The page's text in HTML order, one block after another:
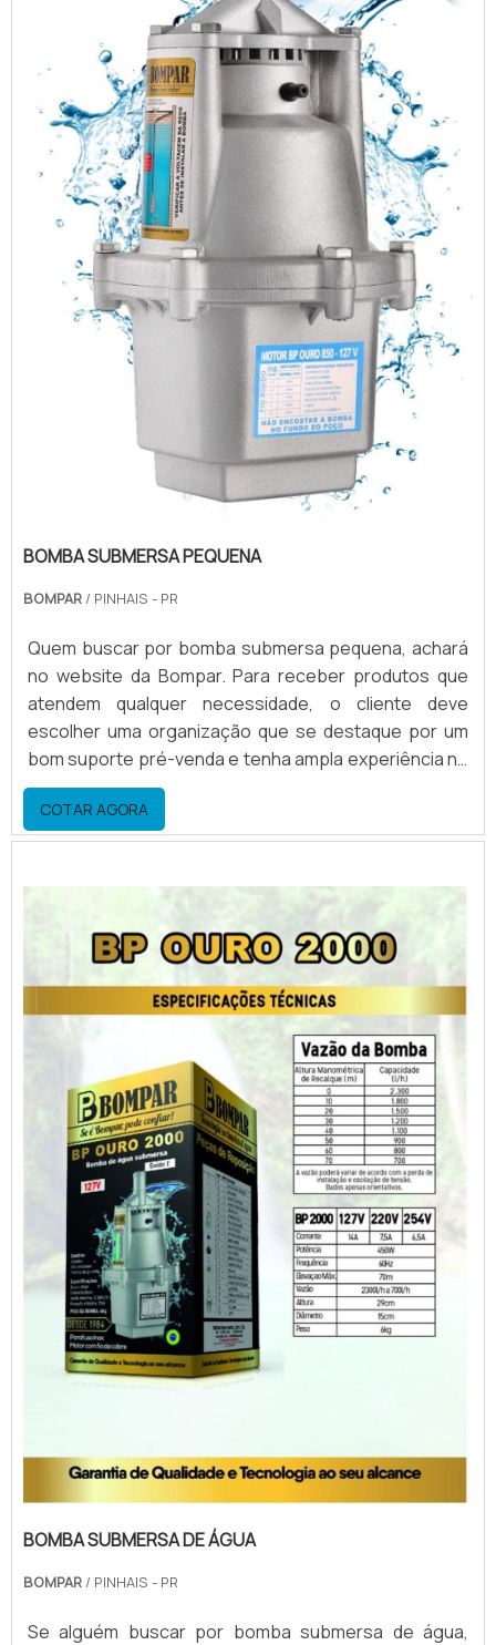
BOMBA SUBMERSA PEQUENA
BOMPAR / PINHAIS - PR
Quem buscar por bomba submersa pequena, achará
no website da Bompar. Para receber produtos que
atendem qualquer necessidade, o cliente deve
escolher uma organização que se destaque por um
bom suporte pré-venda e tenha ampla experiência no
ramo.Quando o quesito é bomba submersa pequena,
com a Bompar o cliente encontrará ótima qualidade e
as melhores soluções para movimentação de
Bompar objetiva seu...
COTAR AGORA
BOMBA SUBMERSA DE ÁGUA
BOMPAR / PINHAIS - PR
Se alguém buscar por bomba submersa de água,